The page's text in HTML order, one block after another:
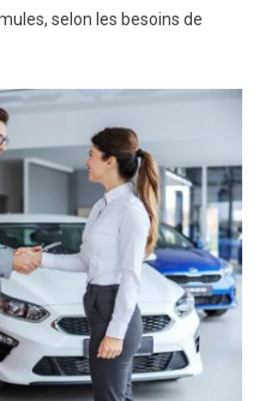
selon les besoins de